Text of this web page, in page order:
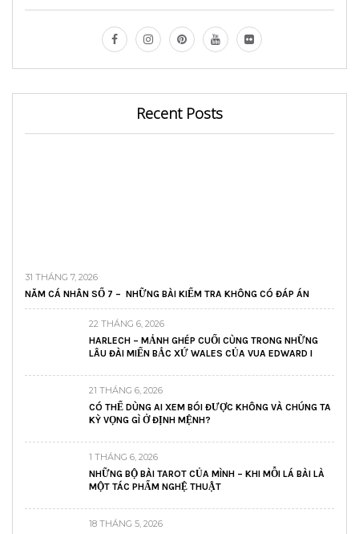
Recent Posts
31 THÁNG 7, 2026
NĂM CÁ NHÂN SỐ 7 – NHỮNG BÀI KIỂM TRA KHÔNG CÓ ĐÁP ÁN
22 THÁNG 6, 2026
HARLECH – MẢNH GHÉP CUỐI CÙNG TRONG NHỮNG
LÂU ĐÀI MIẾN BẮC XỨ WALES CỦA VUA EDWARD I
21 THÁNG 6, 2026
CÓ THỂ DÙNG AI XEM BÓI ĐƯỢC KHÔNG VÀ CHÚNG TA
KỲ VỌNG GÌ Ở ĐỊNH MỆNH?
1 THÁNG 6, 2026
NHỮNG BỘ BÀI TAROT CỦA MÌNH – KHI MỖI LÁ BÀI LÀ
MỘT TÁC PHẨM NGHỆ THUẬT
18 THÁNG 5, 2026